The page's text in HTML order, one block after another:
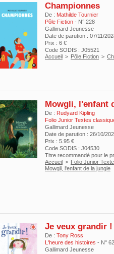
Championnes
De : Mathilde Tournier
Pôle Fiction - N° 228
Gallimard Jeunesse
Date de parution : 07/11/
Prix : 6 €
Code SODIS : J05521
Accueil > Pôle Fiction >
Mowgli, l'enfant
De : Rudyard Kipling
Folio Junior Textes
Gallimard Jeunesse
Date de parution : 26/10/
Prix : 5.95 €
Code SODIS : J04530
Titre recommandé pour le
Accueil > Folio Junior
Mowgli, l'enfant de la jungle
Je veux grandir !
De : Tony Ross
L'heure des histoires - N° 62
Gallimard Jeunesse